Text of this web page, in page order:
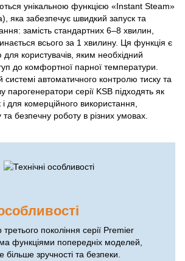
унікальною функцією «Instant Steam»
яка забезпечує швидкий запуск та
замість стандартних 6–8 хвилин,
всього за 1 хвилину. Ця функція є
користувачів, яким необхідний
до комфортної парної температури.
системі автоматичного контролю тиску та
парогенератори серії KSB підходять як
для комерційного використання,
безпечну роботу в різних умовах.
покоління серії Premier
функціями попередніх моделей,
зручності та безпеки.